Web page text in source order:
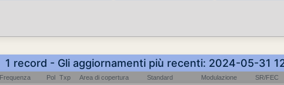
1 record - Gli aggiornamenti più recenti: 2024-05-31
Frequenza Pol Txp Area di copertura Standard Modulazione SR/FEC